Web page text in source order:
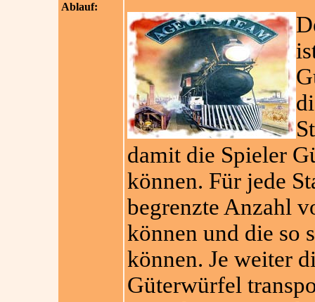
Ablauf:
damit die Spieler
können. Für jede
begrenzte Anzahl
können und die so
können. Je weiter
Güterwürfel